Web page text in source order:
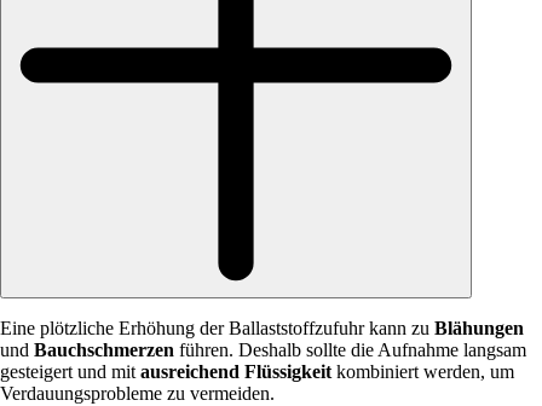
Eine plötzliche Erhöhung der Ballaststoffzufuhr kann zu Blähungen
und Bauchschmerzen führen. Deshalb sollte die Aufnahme langsam
gesteigert und mitausreichend Flüssigkeitkombiniert werden, um
Verdauungsprobleme zu vermeiden.